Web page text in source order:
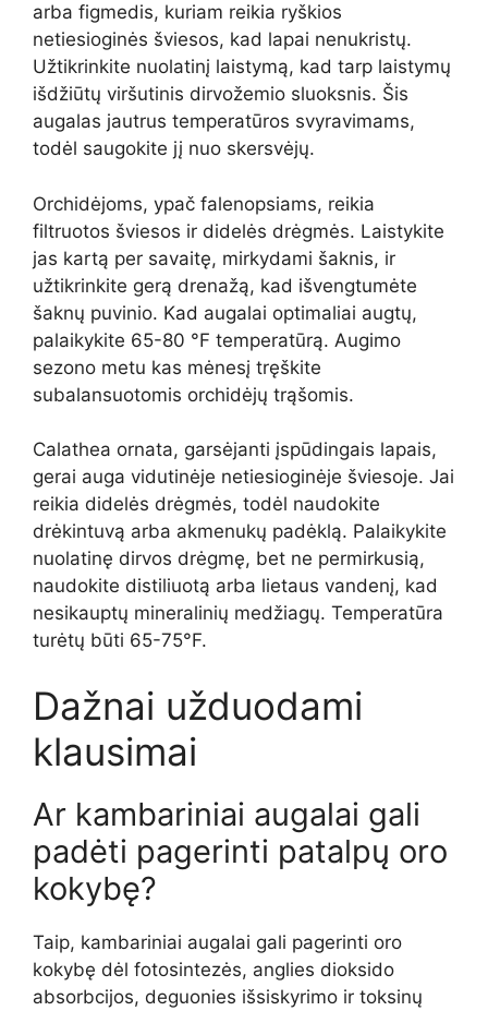
arba figmedis, kuriam reikia ryškios
netiesioginės šviesos, kad lapai nenukristų.
Užtikrinkite nuolatinį laistymą, kad tarp laistymų
išdžiūtų viršutinis dirvožemio sluoksnis. Šis
augalas jautrus temperatūros svyravimams,
todėl saugokite jį nuo skersvėjų.
Orchidėjoms, ypač falenopsiams, reikia
filtruotos šviesos ir didelės drėgmės. Laistykite
jas kartą per savaitę, mirkydami šaknis, ir
užtikrinkite gerą drenažą, kad išvengtumėte
šaknų puvinio. Kad augalai optimaliai augtų,
palaikykite 65-80 °F temperatūrą. Augimo
sezono metu kas mėnesį tręškite
subalansuotomis orchidėjų trąšomis.
Calathea ornata, garsėjanti įspūdingais lapais,
gerai auga vidutinėje netiesioginėje šviesoje. Jai
reikia didelės drėgmės, todėl naudokite
drėkintuvą arba akmenukų padėklą. Palaikykite
nuolatinę dirvos drėgmę, bet ne permirkusią,
naudokite distiliuotą arba lietaus vandenį, kad
nesikauptų mineralinių medžiagų. Temperatūra
turėtų būti 65-75°F.
Dažnai užduodami
klausimai
Ar kambariniai augalai gali
padėti pagerinti patalpų oro
kokybę?
Taip, kambariniai augalai gali pagerinti oro
kokybę dėl fotosintezės, anglies dioksido
absorbcijos, deguonies išsiskyrimo ir toksinų